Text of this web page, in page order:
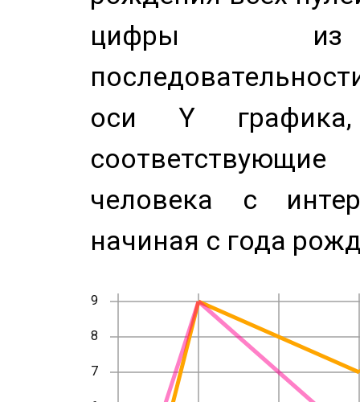
цифры из
оси Y
человека с
начиная с года